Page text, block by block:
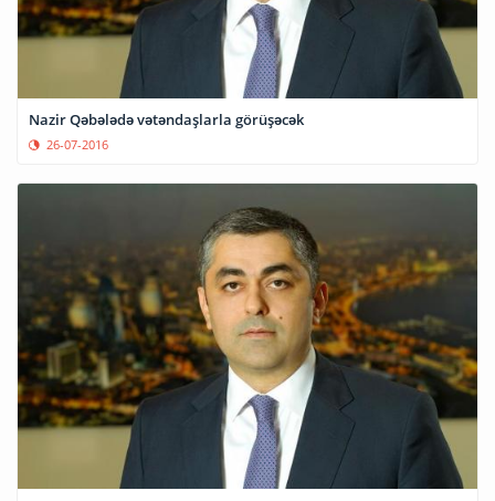
‎Nazir‬ Qəbələdə vətəndaşlarla görüşəcək
26-07-2016